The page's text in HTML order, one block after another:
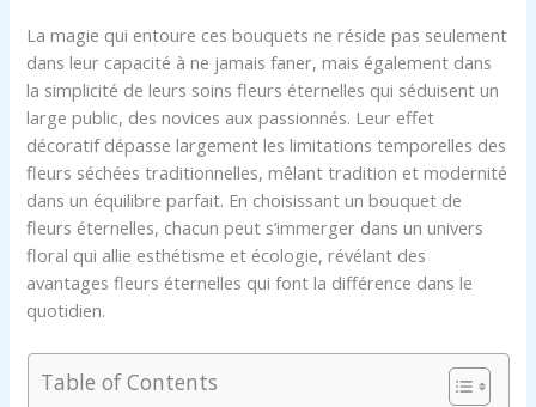
La magie qui entoure ces bouquets ne réside pas seulement
dans leur capacité à ne jamais faner, mais également dans
la simplicité de leurs soins fleurs éternelles qui séduisent un
large public, des novices aux passionnés. Leur effet
décoratif dépasse largement les limitations temporelles des
fleurs séchées traditionnelles, mêlant tradition et modernité
dans un équilibre parfait. En choisissant un bouquet de
fleurs éternelles, chacun peut s’immerger dans un univers
floral qui allie esthétisme et écologie, révélant des
avantages fleurs éternelles qui font la différence dans le
quotidien.
Table of Contents